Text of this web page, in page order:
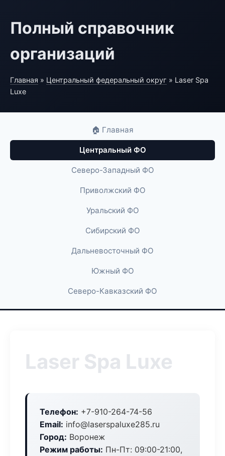
Полный справочник
организаций
Главная » Центральный федеральный округ » Laser Spa
Luxe
🏠 Главная
Центральный ФО
Северо-Западный ФО
Приволжский ФО
Уральский ФО
Сибирский ФО
Дальневосточный ФО
Южный ФО
Северо-Кавказский ФО
Laser Spa Luxe
Телефон: +7-910-264-74-56
Email: info@laserspaluxe285.ru
Город: Воронеж
Режим работы: Пн-Пт: 09:00-21:00,